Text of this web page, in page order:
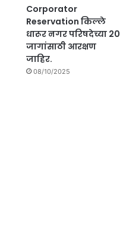
Corporator
Reservation किल्ले
धारूर नगर परिषदेच्या 20
जागांसाठी आरक्षण
जाहिर.
08/10/2025